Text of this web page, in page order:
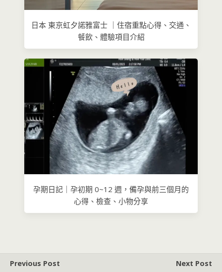
日本 東京虹夕諾雅富士 ｜住宿重點心得、交通、
餐飲、體驗項目介紹
孕期日記｜孕初期 0~12 週，備孕與前三個月的
心得、檢查、小物分享
Previous Post
Next Post